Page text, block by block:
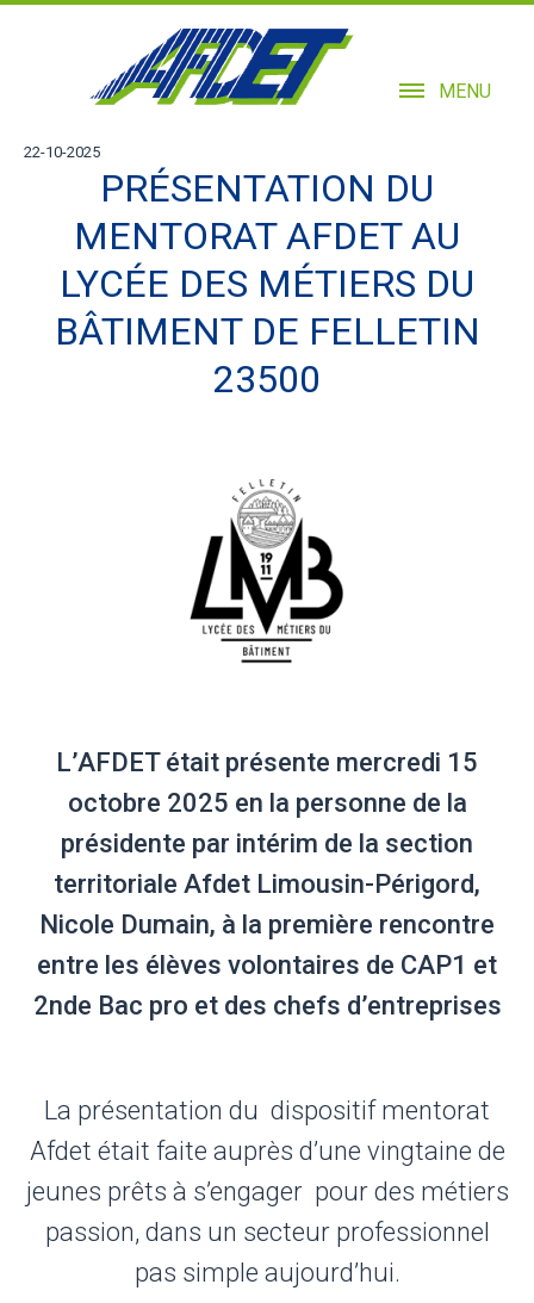
MENU
22-10-2025
PRÉSENTATION DU
MENTORAT AFDET AU
LYCÉE DES MÉTIERS DU
BÂTIMENT DE FELLETIN
23500
L’AFDET était présente mercredi 15
octobre 2025 en la personne de la
présidente par intérim de la section
territoriale Afdet Limousin-Périgord,
Nicole Dumain, à la première rencontre
entre les élèves volontaires de CAP1 et
2nde Bac pro et des chefs d’entreprises
La présentation du dispositif mentorat
Afdet était faite auprès d’une vingtaine de
jeunes prêts à s’engager pour des métiers
passion, dans un secteur professionnel
pas simple aujourd’hui.